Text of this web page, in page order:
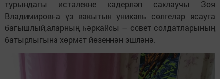
турындагы истәлекне кадерләп саклаучы Зоя
Владимировна үз вакытын уникаль сөлгеләр ясауга
багышлый,аларның һәркайсы – совет солдатларының
батырлыгына хөрмәт йөзеннән эшләнә.